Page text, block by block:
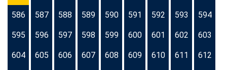
586 587 588 589 590 591 592 593 594
595 596 597 598 599 600 601 602 603
604 605 606 607 608 609 610 611 612